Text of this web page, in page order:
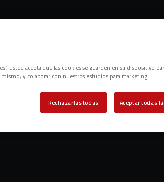
usted acepta que las cookies se guarden en su dispositivo
y colaborar con nuestros estudios para marketing.
Rechazarlas todas Aceptar todas